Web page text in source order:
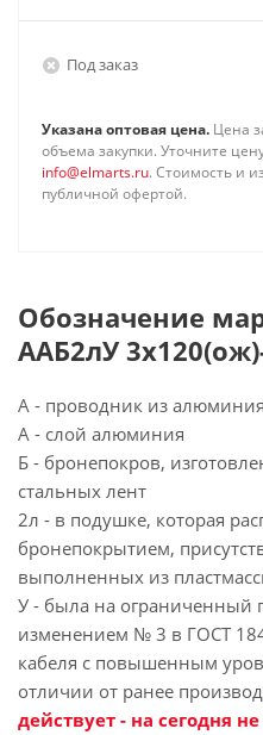
Под заказ
Указана оптовая цена. Цена
объема закупки. Уточните
info@elmarts.ru. Стоимость и
публичной офертой.
Обозначение
ААБ2лУ
А - проводник из алюминия
А - слой алюминия
Б - бронепокров,
стальных лент
2л - в подушке, которая
бронепокрытием,
выполненных из
У - была на ограниченный
изменением № 3 в ГОСТ
кабеля с повышенным
отличии от ранее
действует - на сегодня